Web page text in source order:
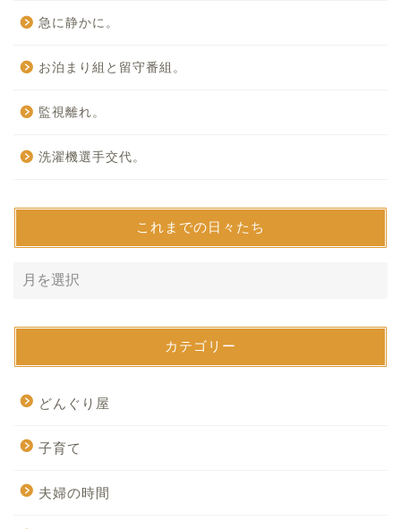
急に静かに。
お泊まり組と留守番組。
監視離れ。
洗濯機選手交代。
これまでの日々たち
カテゴリー
どんぐり屋
子育て
夫婦の時間